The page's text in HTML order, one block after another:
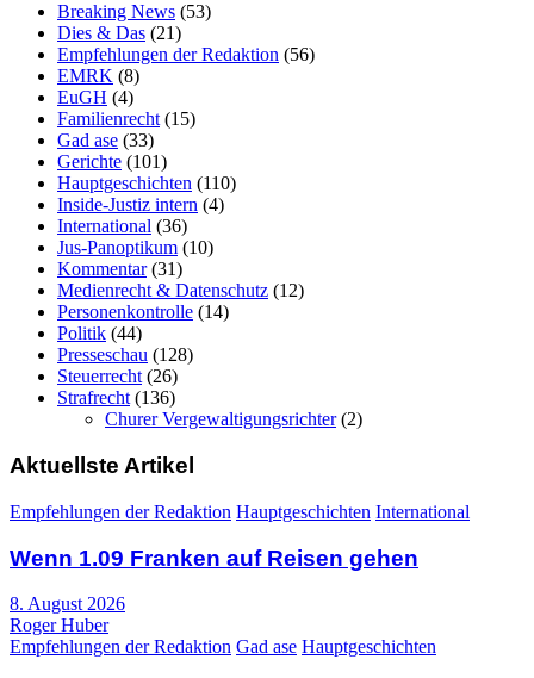
Breaking News (53)
Dies & Das (21)
Empfehlungen der Redaktion (56)
EMRK (8)
EuGH (4)
Familienrecht (15)
Gad ase (33)
Gerichte (101)
Hauptgeschichten (110)
Inside-Justiz intern (4)
International (36)
Jus-Panoptikum (10)
Kommentar(31)
Medienrecht & Datenschutz (12)
Personenkontrolle (14)
Politik (44)
Presseschau (128)
Steuerrecht (26)
Strafrecht (136)
Churer Vergewaltigungsrichter(2)
Aktuellste Artikel
Empfehlungen der Redaktion Hauptgeschichten International
Wenn 1.09 Franken auf Reisen gehen
8. August 2026
Roger Huber
Empfehlungen der Redaktion Gad ase Hauptgeschichten